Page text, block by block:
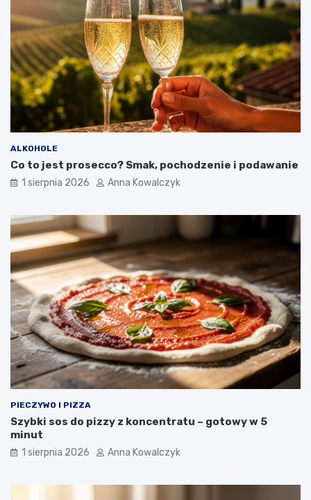
ALKOHOLE
Co to jest prosecco? Smak, pochodzenie i podawanie
1 sierpnia 2026 Anna Kowalczyk
PIECZYWO I PIZZA
Szybki sos do pizzy z koncentratu – gotowy w 5
minut
1 sierpnia 2026 Anna Kowalczyk